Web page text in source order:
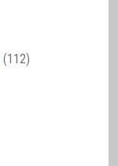
(112)